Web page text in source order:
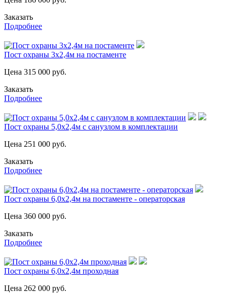
Заказать
Подробнее
Пост охраны 3х2,4м на постаменте
Цена 315 000 руб.
Заказать
Подробнее
Пост охраны 5,0х2,4м с санузлом в комплектации
Цена 251 000 руб.
Заказать
Подробнее
Пост охраны 6,0х2,4м на постаменте - операторская
Цена 360 000 руб.
Заказать
Подробнее
Пост охраны 6,0х2,4м проходная
Цена 262 000 руб.